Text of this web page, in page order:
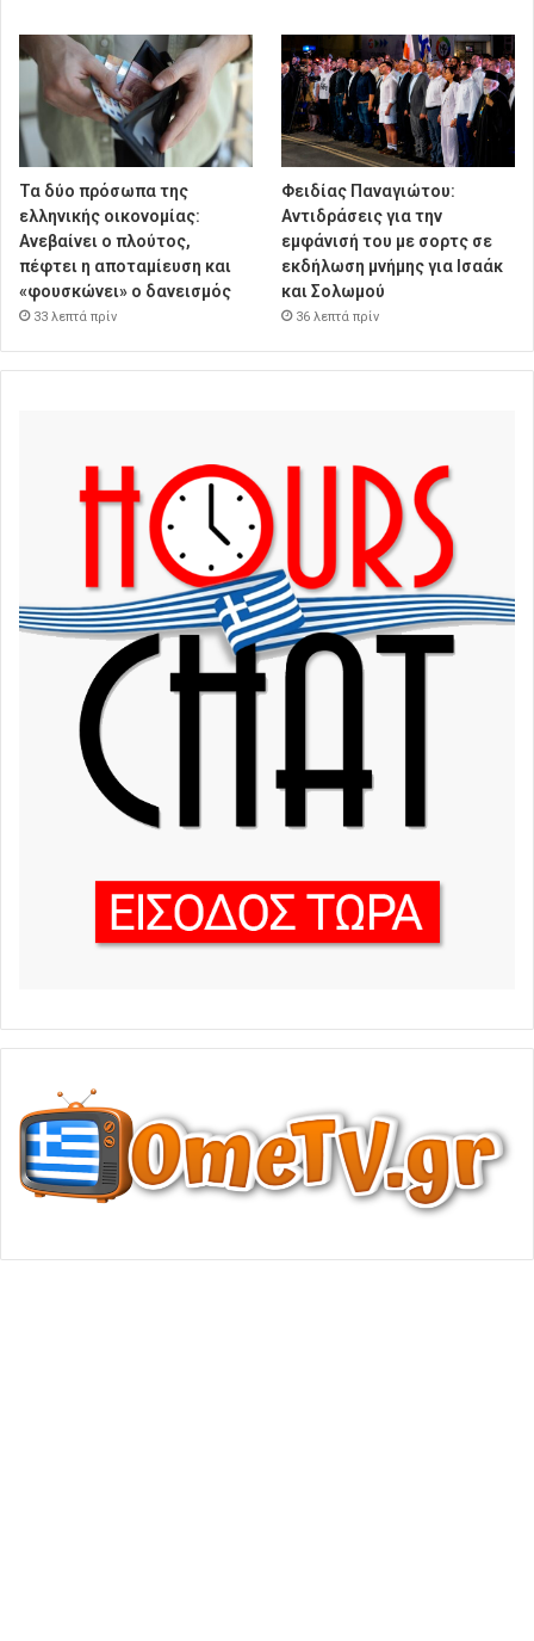
Τα δύο πρόσωπα της
ελληνικής οικονομίας:
Aνεβαίνει ο πλούτος,
πέφτει η αποταμίευση και
«φουσκώνει» ο δανεισμός
33 λεπτά πρίν
Φειδίας Παναγιώτου:
Αντιδράσεις για την
εμφάνισή του με σορτς σε
εκδήλωση μνήμης για Ισαάκ
και Σολωμού
36 λεπτά πρίν